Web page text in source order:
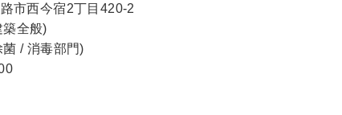
市西今宿2丁目420-2
全般)
/ 消毒部門)